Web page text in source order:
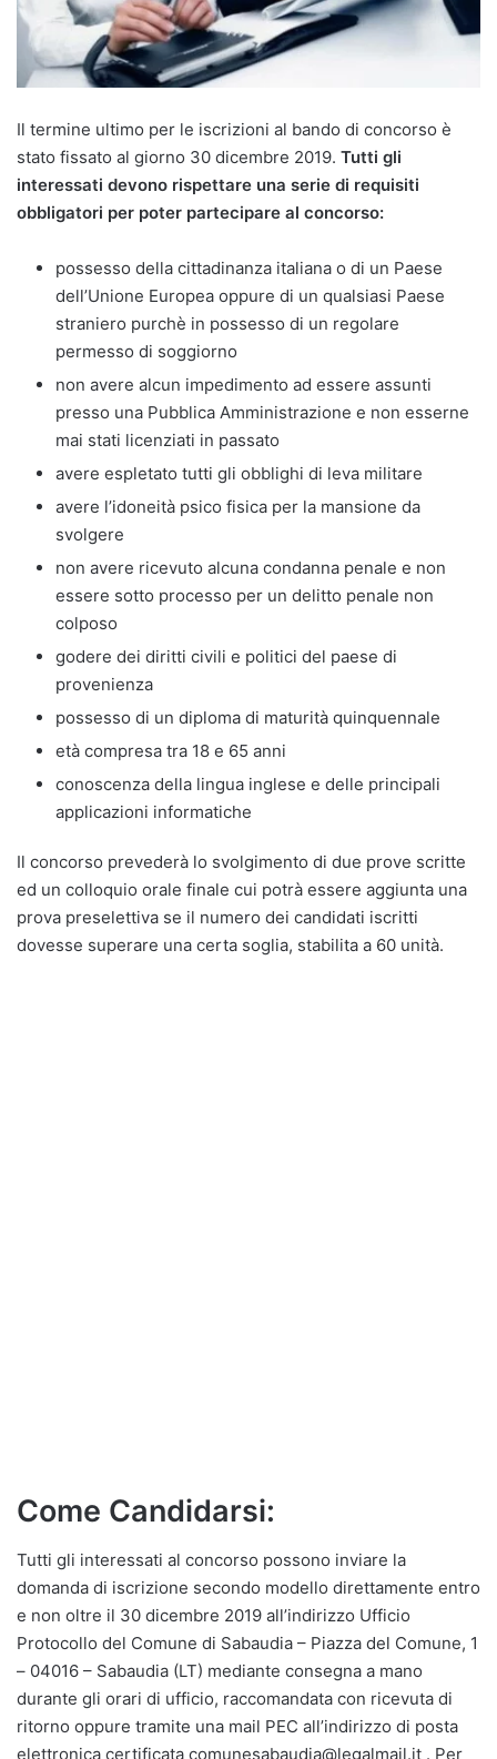
Il termine ultimo per le iscrizioni al bando di concorso è
stato fissato al giorno 30 dicembre 2019. Tutti gli
interessati devono rispettare una serie di requisiti
obbligatori per poter partecipare al concorso:
possesso della cittadinanza italiana o di un Paese
dell’Unione Europea oppure di un qualsiasi Paese
straniero purchè in possesso di un regolare
permesso di soggiorno
non avere alcun impedimento ad essere assunti
presso una Pubblica Amministrazione e non esserne
mai stati licenziati in passato
avere espletato tutti gli obblighi di leva militare
avere l’idoneità psico fisica per la mansione da
svolgere
non avere ricevuto alcuna condanna penale e non
essere sotto processo per un delitto penale non
colposo
godere dei diritti civili e politici del paese di
provenienza
possesso di un diploma di maturità quinquennale
età compresa tra 18 e 65 anni
conoscenza della lingua inglese e delle principali
applicazioni informatiche
Il concorso prevederà lo svolgimento di due prove scritte
ed un colloquio orale finale cui potrà essere aggiunta una
prova preselettiva se il numero dei candidati iscritti
dovesse superare una certa soglia, stabilita a 60 unità.
Come Candidarsi:
Tutti gli interessati al concorso possono inviare la
domanda di iscrizione secondo modello direttamente entro
e non oltre il 30 dicembre 2019 all’indirizzo Ufficio
Protocollo del Comune di Sabaudia – Piazza del Comune, 1
– 04016 – Sabaudia (LT) mediante consegna a mano
durante gli orari di ufficio, raccomandata con ricevuta di
ritorno oppure tramite una mail PEC all’indirizzo di posta
elettronica certificata comunesabaudia@legalmail.it . Per